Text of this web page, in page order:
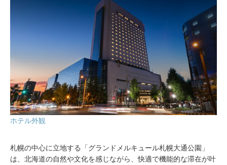
ホテル外観
札幌の中心に立地する「グランドメルキュール札幌大通公園」
は、北海道の自然や文化を感じながら、快適で機能的な滞在が叶